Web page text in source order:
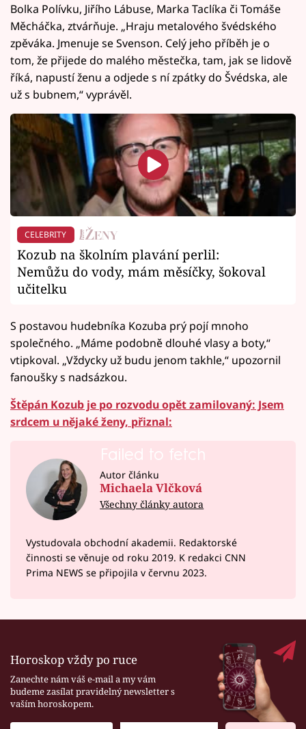
Bolka Polívku, Jiřího Lábuse, Marka Taclíka či Tomáše
Měcháčka, ztvárňuje. „Hraju metalového švédského
zpěváka. Jmenuje se Svenson. Celý jeho příběh je o
tom, že přijede do malého městečka, tam, jak se lidově
říká, napustí ženu a odjede s ní zpátky do Švédska, ale
už s bubnem,“ vyprávěl.
CELEBRITY
Kozub na školním plavání perlil:
Nemůžu do vody, mám měsíčky, šokoval
učitelku
S postavou hudebníka Kozuba prý pojí mnoho
společného. „Máme podobně dlouhé vlasy a boty,“
vtipkoval. „Vždycky už budu jenom takhle,“ upozornil
fanoušky s nadsázkou.
Štěpán Kozub je po rozvodu opět zamilovaný: Jsem
srdcem u nějaké ženy, přiznal:
Failed to fetch
Autor článku
Michaela Vlčková
Všechny články autora
Vystudovala obchodní akademii. Redaktorské
činnosti se věnuje od roku 2019. K redakci CNN
Prima NEWS se připojila v červnu 2023.
Horoskop vždy po ruce
Zanechte nám váš e-mail a my vám
budeme zasílat pravidelný newsletter s
vaším horoskopem.